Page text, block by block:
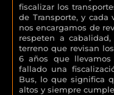
fiscalizar los
de Transporte, y cada
nos encargamos de
respeten a
terreno que revisan
6 años que llevamos
fallado una
Bus, lo que significa
altos y siempre